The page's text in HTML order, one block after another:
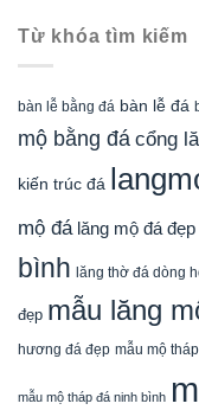
Từ khóa tìm kiếm
bàn lễ bằng đá bàn lễ đá
mộ bằng đá cổng
kiến trúc đá
mộ đá lăng mộ đá đẹp
bình lăng thờ đá dòng
đẹp mẫu lăng
hương đá đẹp mẫu mộ tháp
mẫu mộ tháp đá ninh bình